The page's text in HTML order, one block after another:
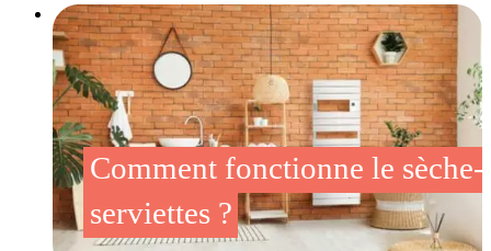
Comment fonctionne le sèche-
serviettes ?